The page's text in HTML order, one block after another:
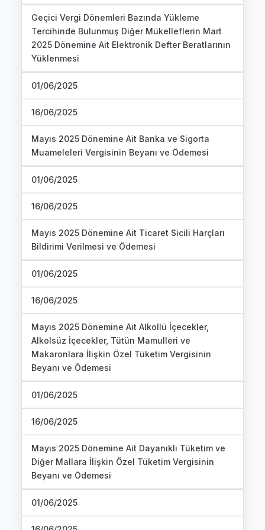
Geçici Vergi Dönemleri Bazında Yükleme
Tercihinde Bulunmuş Diğer Mükelleflerin Mart
2025 Dönemine Ait Elektronik Defter Beratlarının
Yüklenmesi
01/06/2025
16/06/2025
Mayıs 2025 Dönemine Ait Banka ve Sigorta
Muameleleri Vergisinin Beyanı ve Ödemesi
01/06/2025
16/06/2025
Mayıs 2025 Dönemine Ait Ticaret Sicili Harçları
Bildirimi Verilmesi ve Ödemesi
01/06/2025
16/06/2025
Mayıs 2025 Dönemine Ait Alkollü İçecekler,
Alkolsüz İçecekler, Tütün Mamulleri ve
Makaronlara İlişkin Özel Tüketim Vergisinin
Beyanı ve Ödemesi
01/06/2025
16/06/2025
Mayıs 2025 Dönemine Ait Dayanıklı Tüketim ve
Diğer Mallara İlişkin Özel Tüketim Vergisinin
Beyanı ve Ödemesi
01/06/2025